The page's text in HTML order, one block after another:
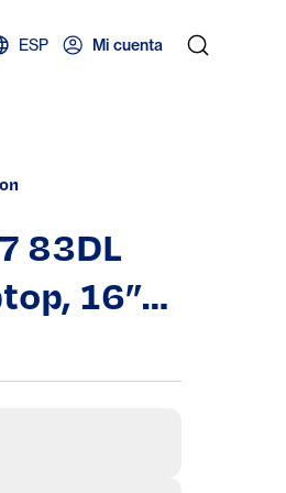
ESP Mi cuenta
83DL
16”
7 155U